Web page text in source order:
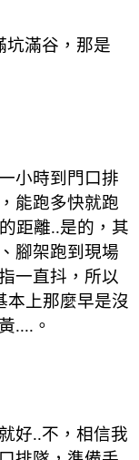
坑滿谷，那是
小時到門口排
能跑多快就跑
距離..是的，其
腳架跑到現場
一直抖，所以
本上那麼早是沒
....。
好..不，相信我